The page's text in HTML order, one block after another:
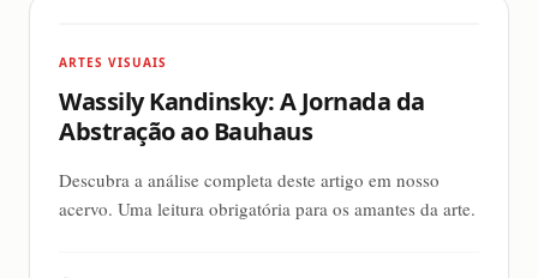
ARTES VISUAIS
Wassily Kandinsky: A Jornada da
Abstração ao Bauhaus
Descubra a análise completa deste artigo em nosso
acervo. Uma leitura obrigatória para os amantes da arte.